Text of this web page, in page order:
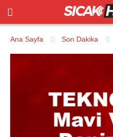
Ana Sayfa Son Dakika